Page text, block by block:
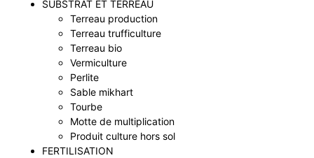
SUBSTRAT ET TERREAU
Terreau production
Terreau trufficulture
Terreau bio
Vermiculture
Perlite
Sable mikhart
Tourbe
Motte de multiplication
Produit culture hors sol
FERTILISATION